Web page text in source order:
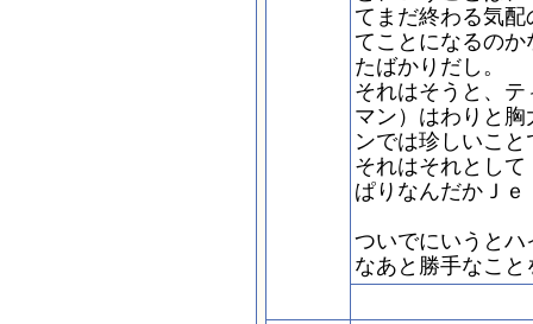
てまだ終わる気
てことになるの
たばかりだし。
それはそうと、
マン）はわりと
ンでは珍しいこ
それはそれとし
ぱりなんだかＪ
ついでにいうと
なあと勝手なこ